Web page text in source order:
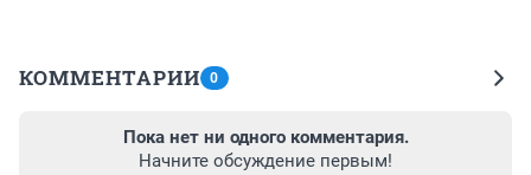
КОММЕНТАРИИ 0
Пока нет ни одного комментария.
Начните обсуждение первым!